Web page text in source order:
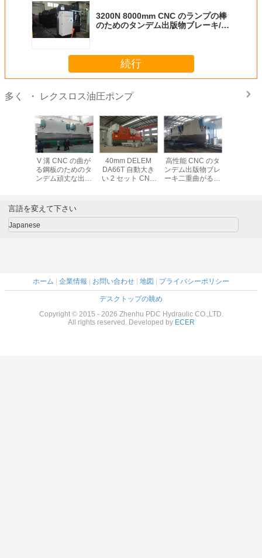
3200N 8000mm CNC のランプの棒
のためのタンデム出版物ブレーキ/油
続行
多く ・ レクスロス油圧ポンプ
V 溝 CNC の曲が
る鋼板のためのタ
ンデム頑丈な出版
40mm DELEM
DA66T 自動大き
い 2 セット CNC
高性能 CNC のタ
ンデム出版物ブレ
ーキ二重曲がる機
言語を変えて下さい
Japanese
ホーム 企業情報 お問い合わせ 地図 プライバシーポリシー
デスクトップの眺め
Copyright © 2015 - 2026 Zhenhu PDC Hydraulic CO.,LTD.
All rights reserved. Developed by ECER